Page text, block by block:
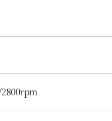
2800rpm